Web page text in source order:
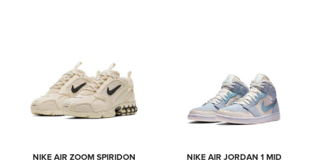
NIKE AIR ZOOM SPIRIDON
NIKE AIR JORDAN 1 MID